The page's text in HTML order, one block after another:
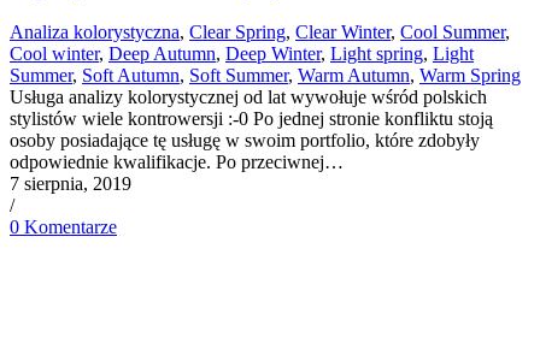
Analiza kolorystyczna, Clear Spring, Clear Winter, Cool Summer,
Cool winter, Deep Autumn, Deep Winter, Light spring, Light
Summer, Soft Autumn, Soft Summer, Warm Autumn, Warm Spring
Usługa analizy kolorystycznej od lat wywołuje wśród polskich
stylistów wiele kontrowersji :-0 Po jednej stronie konfliktu stoją
osoby posiadające tę usługę w swoim portfolio, które zdobyły
odpowiednie kwalifikacje. Po przeciwnej…
7 sierpnia, 2019
/
0 Komentarze